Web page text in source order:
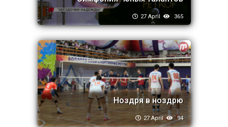
27 April 365
Ноздря в ноздрю
27 April 94